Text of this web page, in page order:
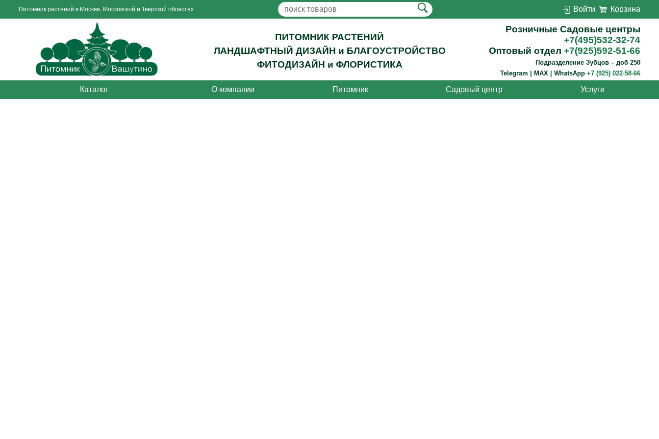
Питомник растений в Москве, Московской и Тверской областях Войти Корзина
ПИТОМНИК РАСТЕНИЙ
ЛАНДШАФТНЫЙ ДИЗАЙН и БЛАГОУСТРОЙСТВО
ФИТОДИЗАЙН и ФЛОРИСТИКА
Розничные Садовые центры
+7(495)532-32-74
Оптовый отдел +7(925)592-51-66
Подразделение Зубцов – доб 250
Telegram | MAX | WhatsApp +7 (925) 022-58-66
Каталог О компании Питомник Садовый центр Услуги